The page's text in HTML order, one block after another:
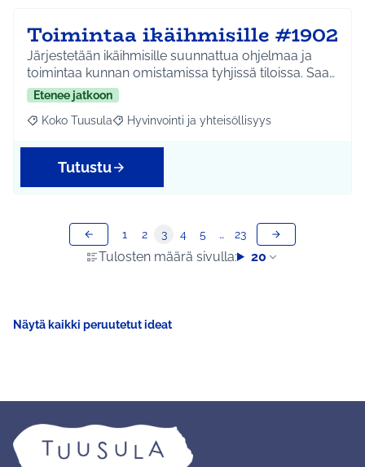
Toimintaa ikäihmisille #1902
Järjestetään ikäihmisille suunnattua ohjelmaa ja
toimintaa kunnan omistamissa tyhjissä tiloissa. Saa…
Etenee jatkoon
Rajaa tulokset aihepiirin mukaan: Koko Tuusula
Koko Tuusula Rajaa tulokset teeman mukaan: Hyvinvointi ja
Hyvinvointi ja yhteisöllisyys
Tutustu
Tulosten määrä sivulla: 20
1 2 3 4 5 … 23
Näytä kaikki peruutetut ideat